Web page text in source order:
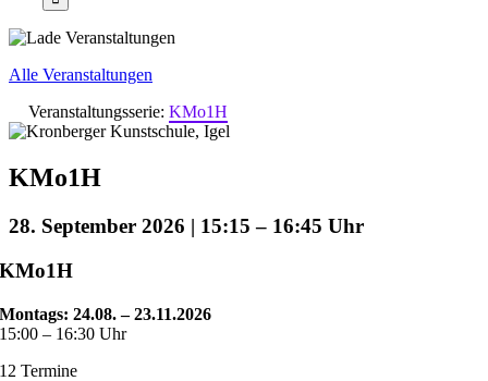
Alle Veranstaltungen
Veranstaltungsserie: KMo1H
KMo1H
28. September 2026 | 15:15 – 16:45
KMo1H
Montags:24.08. – 23.11.2026
15:00 – 16:30 Uhr
12 Termine